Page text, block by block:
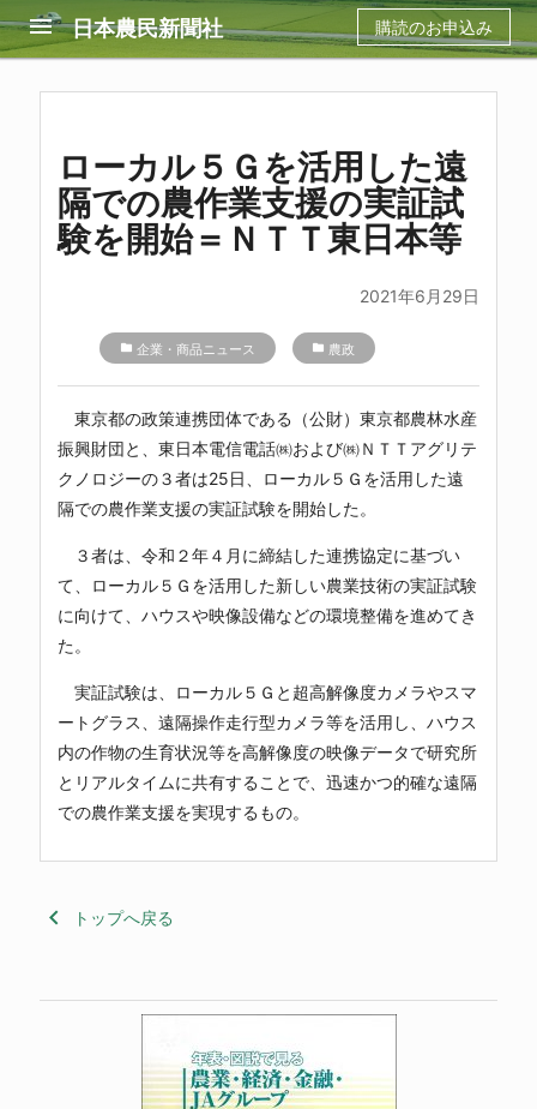
menu 日本農民新聞社 購読のお申込み
ローカル５Ｇを活用した遠
隔での農作業支援の実証試
験を開始＝ＮＴＴ東日本等
2021年6月29日
folder 企業・商品ニュース folder 農政
東京都の政策連携団体である（公財）東京都農林水産
振興財団と、東日本電信電話㈱および㈱ＮＴＴアグリテ
クノロジーの３者は25日、ローカル５Ｇを活用した遠
隔での農作業支援の実証試験を開始した。
３者は、令和２年４月に締結した連携協定に基づい
て、ローカル５Ｇを活用した新しい農業技術の実証試験
に向けて、ハウスや映像設備などの環境整備を進めてき
た。
実証試験は、ローカル５Ｇと超高解像度カメラやスマ
ートグラス、遠隔操作走行型カメラ等を活用し、ハウス
内の作物の生育状況等を高解像度の映像データで研究所
とリアルタイムに共有することで、迅速かつ的確な遠隔
での農作業支援を実現するもの。
keyboard_arrow_left トップへ戻る